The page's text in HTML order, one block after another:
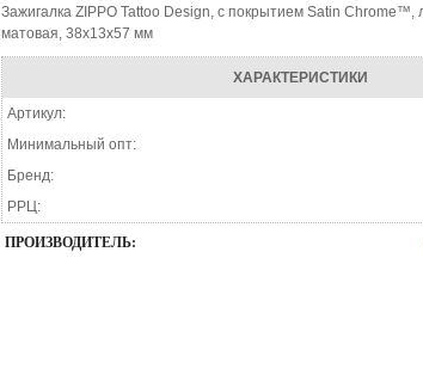
Зажигалка ZIPPO Tattoo Design, с покрытием Satin Chrome™,
матовая, 38x13x57 мм
ХАРАКТЕРИСТИКИ
Артикул:
Минимальный опт:
Бренд:
РРЦ:
ПРОИЗВОДИТЕЛЬ: